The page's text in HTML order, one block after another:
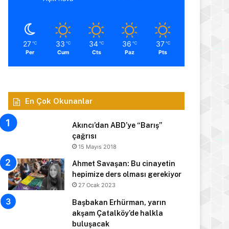
27 ℃
Per
33 ℃
Cum
34 ℃
Cts
36 ℃
Paz
37 ℃
Pts
En Çok Okunanlar
Akıncı’dan ABD’ye “Barış”
çağrısı
15 Mayıs 2018
Ahmet Savaşan: Bu cinayetin
hepimize ders olması gerekiyor
27 Ocak 2023
Başbakan Erhürman, yarın
akşam Çatalköy’de halkla
buluşacak